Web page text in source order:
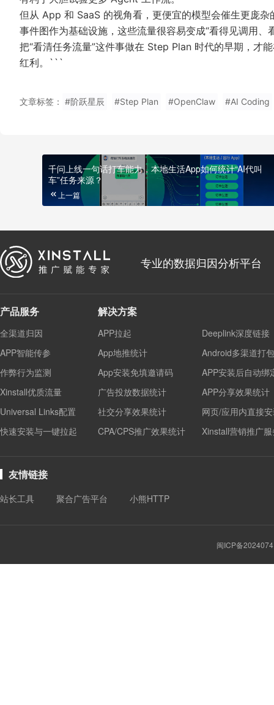
但从 App 和 SaaS 的视角看，更便宜的模型会催生更庞
事件图作为基础设施，这些流量很容易变成“看得见调用
把“看清任务流量”这件事做在 Step Plan 时代的早期，才
红利。```
文章标签： #阶跃星辰 #Step Plan #OpenClaw #AI Coding
千问上线一句话打车能力，本地生活App如何统计“AI代叫
车”任务来源？
上一篇
专业的数据归因分析平台
产品服务
全渠道归因
APP智能传参
作弊行为监测
Xinstall优质流量
Universal Links配置
快速安装与一键拉起
解决方案
APP拉起
Deeplink深度链接
App地推统计
Android多渠道打包
App安装免填邀请码
APP安装后自动绑
广告投放数据统计
APP分享效果统计
社交分享效果统计
网页/应用内直接
CPA/CPS推广效果统计
Xinstall营销推广
友情链接
站长工具 聚合广告平台 小熊HTTP
闽ICP备